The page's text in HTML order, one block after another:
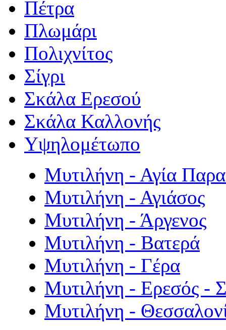
Πέτρα
Πλωμάρι
Πολιχνίτος
Σίγρι
Σκάλα Ερεσού
Σκάλα Καλλονής
Υψηλομέτωπο
Μυτιλήνη - Αγία
Μυτιλήνη - Αγιάσος
Μυτιλήνη - Άργενος
Μυτιλήνη - Βατερά
Μυτιλήνη - Γέρα
Μυτιλήνη - Ερεσός -
Μυτιλήνη -